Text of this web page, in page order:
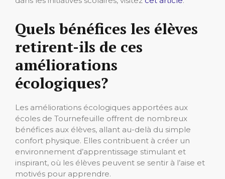
Quels bénéfices les élèves
retirent-ils de ces
améliorations
écologiques?
Les améliorations écologiques apportées aux
écoles de Tournefeuille offrent de nombreux
bénéfices aux élèves, allant au-delà du simple
confort physique. Elles contribuent à créer un
environnement d’apprentissage stimulant et
inspirant, où les élèves peuvent se sentir à l’aise et
motivés pour apprendre.